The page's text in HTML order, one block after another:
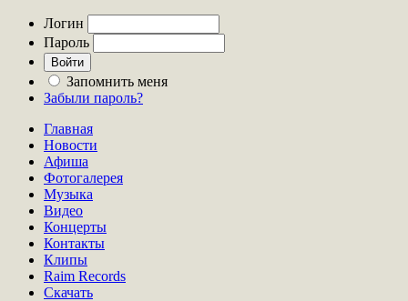
Логин
Пароль
Запомнить меня
Забыли пароль?
Главная
Новости
Афиша
Фотогалерея
Музыка
Видео
Концерты
Контакты
Клипы
Raim Records
Скачать